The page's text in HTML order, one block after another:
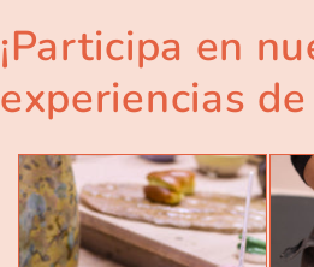
¡Participa en
experiencias